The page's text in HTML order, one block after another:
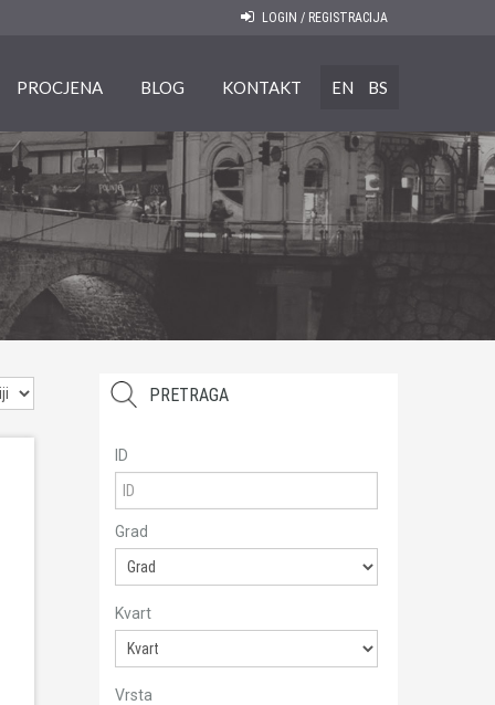
LOGIN / REGISTRACIJA
PROCJENA BLOG KONTAKT EN BS
PRETRAGA
ID
Grad
Kvart
Vrsta